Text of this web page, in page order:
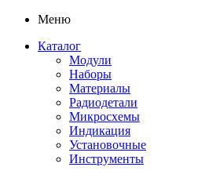
Меню
Каталог
Модули
Наборы
Материалы
Радиодетали
Микросхемы
Индикация
Установочные
Инструменты